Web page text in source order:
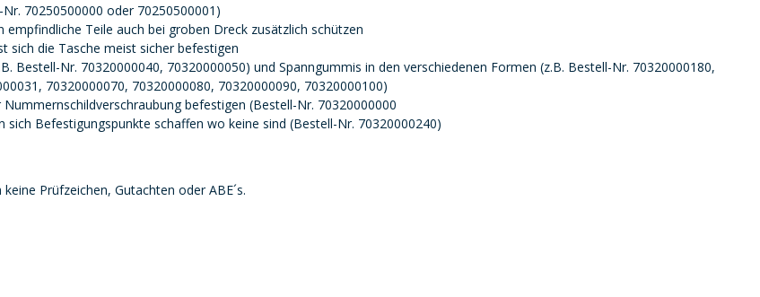
70250500000 oder 70250500001)
Teile auch bei groben Dreck zusätzlich schützen
sich die Tasche meist sicher befestigen
Bestell-Nr. 70320000040, 70320000050) und Spanngummis in den verschiedenen Formen (z.B. Bestell-Nr. 70320000180,
70320000070, 70320000080, 70320000090, 70320000100)
befestigen (Bestell-Nr. 70320000000
Befestigungspunkte schaffen wo keine sind (Bestell-Nr. 70320000240)
Prüfzeichen, Gutachten oder ABE´s.